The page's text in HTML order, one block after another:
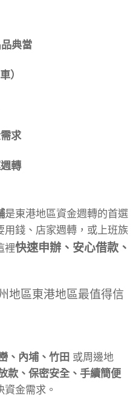
典當
）
求
轉
是東港地區資金週轉的首選
錢、店家週轉，或上班族
裡快速申辦、安心借款、
地區東港地區最值得信
、內埔、竹田 或周邊地
款、保密安全、手續簡便
金需求。